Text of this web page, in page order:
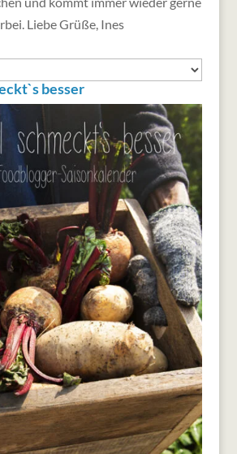
Liebe Grüße, Ines
besser